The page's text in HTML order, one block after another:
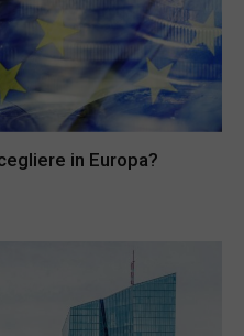
in Europa?